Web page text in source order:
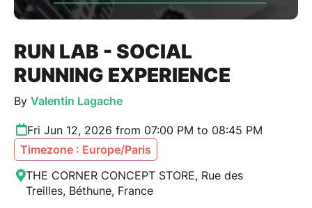
RUN LAB - SOCIAL
RUNNING EXPERIENCE
By Valentin Lagache
Fri Jun 12, 2026 from 07:00 PM to 08:45 PM
Timezone : Europe/Paris
THE CORNER CONCEPT STORE, Rue des
Treilles, Béthune, France